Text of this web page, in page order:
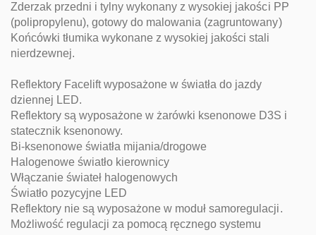
Zderzak przedni i tylny wykonany z wysokiej jakości PP
(polipropylenu), gotowy do malowania (zagruntowany)
Końcówki tłumika wykonane z wysokiej jakości stali
nierdzewnej.
Reflektory Facelift wyposażone w światła do jazdy
dziennej LED.
Reflektory są wyposażone w żarówki ksenonowe D3S i
statecznik ksenonowy.
Bi-ksenonowe światła mijania/drogowe
Halogenowe światło kierownicy
Włączanie świateł halogenowych
Światło pozycyjne LED
Reflektory nie są wyposażone w moduł samoregulacji.
Możliwość regulacji za pomocą ręcznego systemu